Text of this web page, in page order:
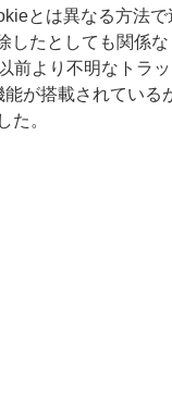
とは異なる方法で
したとしても関係
前より不明なトラ
が搭載されている
た。